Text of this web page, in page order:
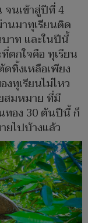
จนเข้าสู่ปีที่ 4
นมาทุเรียนติด
าท และในปีนี้
ตกใจคือ ทุเรียน
ทิ้งเหลือเพียง
ทุเรียนไม่ไหว
สมหมาย ที่มี
อง 30 ต้นปีนี้ ก็
ยไปบ้างแล้ว